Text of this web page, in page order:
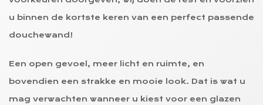
u binnen de kortste keren van een perfect passende
douchewand!
Een open gevoel, meer licht en ruimte, en
bovendien een strakke en mooie look. Dat is wat u
mag verwachten wanneer u kiest voor een glazen